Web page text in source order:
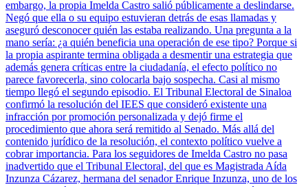
embargo, la propia Imelda Castro salió públicamente a deslindarse.
Negó que ella o su equipo estuvieran detrás de esas llamadas y
aseguró desconocer quién las estaba realizando. Una pregunta a la
mano sería: ¿a quién beneficia una operación de ese tipo? Porque si
la propia aspirante termina obligada a desmentir una estrategia que
además genera críticas entre la ciudadanía, el efecto político no
parece favorecerla, sino colocarla bajo sospecha. Casi al mismo
tiempo llegó el segundo episodio. El Tribunal Electoral de Sinaloa
confirmó la resolución del IEES que consideró existente una
infracción por promoción personalizada y dejó firme el
procedimiento que ahora será remitido al Senado. Más allá del
contenido jurídico de la resolución, el contexto político vuelve a
cobrar importancia. Para los seguidores de Imelda Castro no pasa
inadvertido que el Tribunal Electoral, del que es Magistrada Aída
Inzunza Cázarez, hermana del senador Enrique Inzunza, uno de los